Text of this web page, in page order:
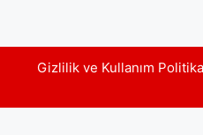
Gizlilik ve Kullanım